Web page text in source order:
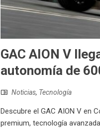
GAC AION V
autonomía de
Noticias, Tecnología
Descubre el GAC AION V en
premium, tecnología